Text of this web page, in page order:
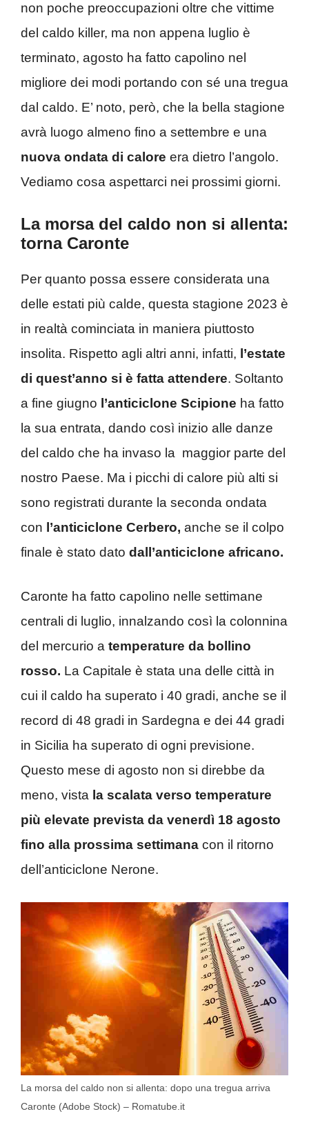
non poche preoccupazioni oltre che vittime
del caldo killer, ma non appena luglio è
terminato, agosto ha fatto capolino nel
migliore dei modi portando con sé una tregua
dal caldo. E’ noto, però, che la bella stagione
avrà luogo almeno fino a settembre e una
nuova ondata di calore era dietro l’angolo.
Vediamo cosa aspettarci nei prossimi giorni.
La morsa del caldo non si allenta:
torna Caronte
Per quanto possa essere considerata una
delle estati più calde, questa stagione 2023 è
in realtà cominciata in maniera piuttosto
insolita. Rispetto agli altri anni, infatti, l’estate
di quest’anno si è fatta attendere. Soltanto
a fine giugno l’anticiclone Scipione ha fatto
la sua entrata, dando così inizio alle danze
del caldo che ha invaso la maggior parte del
nostro Paese. Ma i picchi di calore più alti si
sono registrati durante la seconda ondata
con l’anticiclone Cerbero, anche se il colpo
finale è stato dato dall’anticiclone africano.
Caronte ha fatto capolino nelle settimane
centrali di luglio, innalzando così la colonnina
del mercurio a temperature da bollino
rosso. La Capitale è stata una delle città in
cui il caldo ha superato i 40 gradi, anche se il
record di 48 gradi in Sardegna e dei 44 gradi
in Sicilia ha superato di ogni previsione.
Questo mese di agosto non si direbbe da
meno, vista la scalata verso temperature
più elevate prevista da venerdì 18 agosto
fino alla prossima settimana con il ritorno
dell’anticiclone Nerone.
La morsa del caldo non si allenta: dopo una tregua arriva
Caronte (Adobe Stock) – Romatube.it